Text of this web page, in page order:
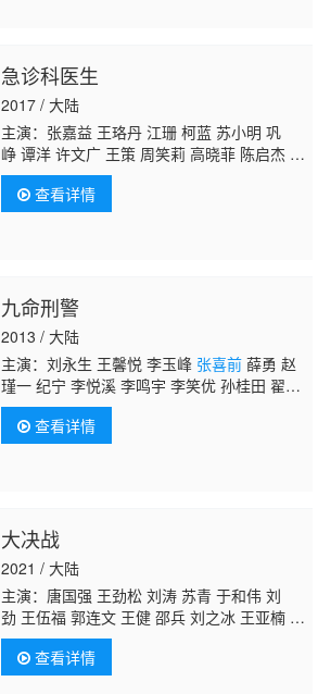
言 孙惟嵩 陈宇喆 陈茜 郝将 程小刚 王康康 汪
美美 张涵 张文馨 张迪扉 罗今 顾高敏 尹腾
喆 张丽雯 殷晨曦 申贝 李永 徐
急诊科医生
2017 / 大陆
主演：张嘉益 王珞丹 江珊 柯蓝 苏小明 巩
峥 谭洋 许文广 王策 周笑莉 高晓菲 陈启杰 徐
乐同 张博宇 孙艺宁 丁洋 郑逸桐 刘衍辰 张皓
然 岳以恩 蔡佩池 王天泽 李悦溪 范琳琳 赵
秦 杨云溪 吕途 刘荫 李亚天 宋元甫 唐雅萍 姜
涵 陈维涵 杨涛 郭慧 任洛敏 张艺心 韩丹彤 傅
云昭 田岷 翟小兴 张丹彤 魏鹏 金铁峰 唐菱 赵
亮 常荻 李萌洋 罗绪龙 徐源 孙率
查看详情
九命刑警
2013 / 大陆
主演：刘永生 王馨悦 李玉峰 张喜前薛勇 赵
瑾一 纪宁 李悦溪 李鸣宇 李笑优 孙桂田 翟万
臣 关新伟 赵谭
查看详情
大决战
2021 / 大陆
主演：唐国强 王劲松 刘涛 苏青 于和伟 刘
劲 王伍福 郭连文 王健 邵兵 刘之冰 王亚楠 郭
广平 何政军 李健 王挺 谷伟 陆思宇 韩鹏翼 安
冬 李强 陈逸恒 霍青 朱铁 赵麒 王强 赵亮 米
学东 薛奇 徐光宇 王雷 林永健 张云龙 陈都
查看详情